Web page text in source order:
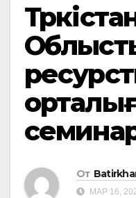
семинар
От
МАР 16,